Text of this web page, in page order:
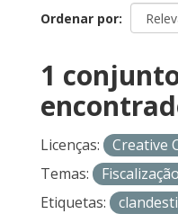
Ordenar por
1
Licenças:
Creative
Temas:
Fiscalização
Etiquetas: